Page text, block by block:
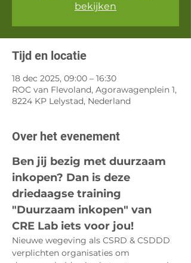
bekijken
Tijd en locatie
18 dec 2025, 09:00 – 16:30
ROC van Flevoland, Agorawagenplein 1,
8224 KP Lelystad, Nederland
Over het evenement
Ben jij bezig met duurzaam
inkopen? Dan is deze
driedaagse training
"Duurzaam inkopen" van
CRE Lab iets voor jou!
Nieuwe wegeving als CSRD & CSDDD
verplichten organisaties om